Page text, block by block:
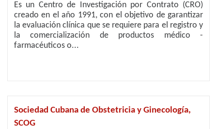
Es un Centro de Investigación por Contrato (CRO)
creado en el año 1991, con el objetivo de garantizar
la evaluación clínica que se requiere para el registro y
la comercialización de productos médico -
farmacéuticos o...
Sociedad Cubana de Obstetricia y Ginecología,
SCOG